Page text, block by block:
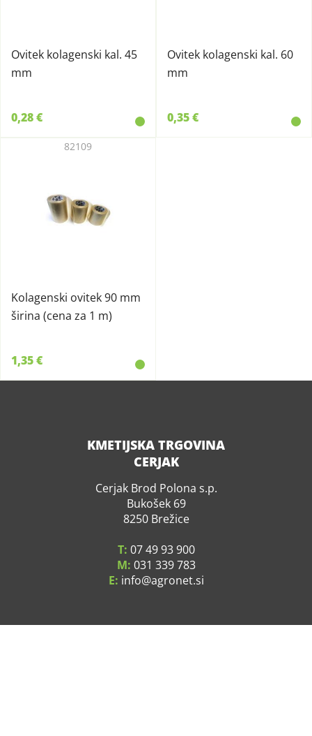
Ovitek kolagenski kal. 45
mm
0,28 €
Ovitek kolagenski kal. 60
mm
0,35 €
Kolagenski ovitek 90 mm
širina (cena za 1 m)
82109
1,35 €
KMETIJSKA TRGOVINA
CERJAK
Cerjak Brod Polona s.p.
Bukošek 69
8250 Brežice
T: 07 49 93 900
M: 031 339 783
E: info agronet.si